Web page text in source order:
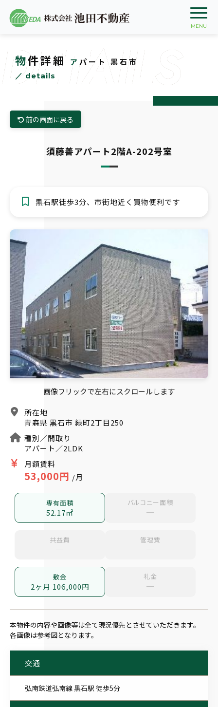
物件詳細 アパート 黒石市
／ details
DETAILS
前の画面に戻る
須藤善アパート2階A-202号室
黒石駅徒歩3分、市街地近く買物便利です
所在地
青森県 黒石市 緑町2丁目250
種別／間取り
アパート／2LDK
月額賃料
53,000円 /月
専有面積
52.17㎡
バルコニー面積
─
共益費
─
管理費
─
敷金
2ヶ月 106,000円
礼金
─
画像フリックで左右にスクロールします
本物件の内容や画像等は全て現況優先とさせていただきます。
各画像は参考図となります。
交通
弘南鉄道弘南線 黒石駅 徒歩5分